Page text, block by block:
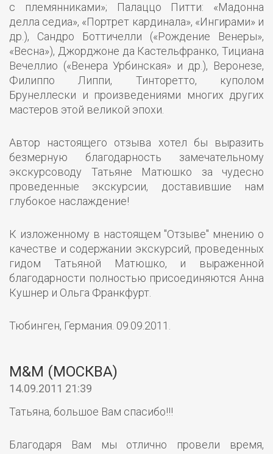
с племянниками»; Палаццо Питти: «Мадонна
делла седиа», «Портрет кардинала», «Ингирами» и
др.), Сандро Боттичелли («Рождение Венеры»,
«Весна»), Джорджоне да Кастельфранко, Тициана
Вечеллио («Венера Урбинская» и др.), Веронезе,
Филиппо Липпи, Тинторетто, куполом
Брунеллески и произведениями многих других
мастеров этой великой эпохи.
Автор настоящего отзыва хотел бы выразить
безмерную благодарность замечательному
экскурсоводу Татьяне Матюшко за чудесно
проведенные экскурсии, доставившие нам
глубокое наслаждение!
К изложенному в настоящем "Отзыве" мнению о
качестве и содержании экскурсий, проведенных
гидом Татьяной Матюшко, и выраженной
благодарности полностью присоединяются Анна
Кушнер и Ольга Франкфурт.
Тюбинген, Германия. 09.09.2011.
М&M (МОСКВА)
14.09.2011 21:39
Татьяна, большое Вам спасибо!!!
Благодаря Вам мы отлично провели время,